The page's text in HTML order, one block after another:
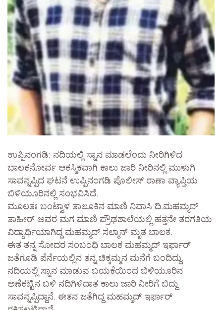
ಉಪ್ಪಿನಂಗಡಿ: ನದಿಯಲ್ಲಿ ಸ್ನಾನ ಮಾಡಲೆಂದು ನೀರಿಗಿಳಿದ
ಬಾಲಕನೋರ್ವ ಆಕಸ್ಮಿಕವಾಗಿ ಕಾಲು ಜಾರಿ ನೀರಿನಲ್ಲಿ ಮುಳುಗಿ
ಸಾವನ್ನಪ್ಪಿದ ಘಟನೆ ಉಪ್ಪಿನಂಗಡಿ ಪೊಲೀಸ್‌ ಠಾಣಾ ವ್ಯಾಪ್ತಿಯ
ಬಿಳಿಯೂರಿನಲ್ಲಿ ಸಂಭವಿಸಿದೆ.
ಮೂಲತಃ ಬಂಟ್ವಾಳ ತಾಲೂಕಿನ ಮಾಣಿ ನಿವಾಸಿ ದಿ.ಮಹಮ್ಮದ್‌
ತಾಹೀರ್‌ ಅವರ ಮಗ ಮಾಣಿ ಪ್ರೌಢಶಾಲೆಯಲ್ಲಿ ಹತ್ತನೇ ತರಗತಿಯ
ವಿದ್ಯಾರ್ಥಿಯಾಗಿದ್ದ ಮಹಮ್ಮದ್‌ ಸಲ್ಮಾನ್‌ ಮೃತ ಬಾಲಕ.
ಈತ ತನ್ನ ಸೋದರ ಸಂಬಂಧಿ ಬಾಲಕ ಮಹಮ್ಮದ್‌ ಇರ್ಫಾರ್‌
ಜತೆಗೂಡಿ ಪೆರ್ನೆಯಲ್ಲಿನ ತನ್ನ ಚಿಕ್ಕಮ್ಮನ ಮನೆಗೆ ಬಂದಿದ್ದು,
ನದಿಯಲ್ಲಿ ಸ್ನಾನ ಮಾಡುವ ಬಯಕೆಯಿಂದ ಬಿಳಿಯೂರಿನ
ಅಣೆಕಟ್ಟಿನ ಬಳಿ ನದಿಗಿಳಿದಾತ ಕಾಲು ಜಾರಿ ನೀರಿಗೆ ಬಿದ್ದು
ಸಾವನ್ನಪ್ಪಿದ್ದಾನೆ. ಈತನ ಜತೆಗಿದ್ದ ಮಹಮ್ಮದ್‌ ಇರ್ಫಾರ್‌